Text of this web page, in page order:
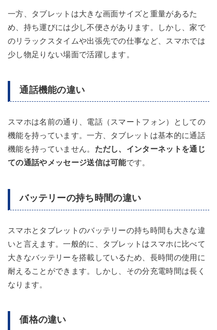
一方、タブレットは大きな画面サイズと重量があるた
め、持ち運びには少し不便さがあります。しかし、家で
のリラックスタイムや出張先での仕事など、スマホでは
少し物足りない場面で活躍します。
通話機能の違い
スマホは名前の通り、電話（スマートフォン）としての
機能を持っています。一方、タブレットは基本的に通話
機能を持っていません。 ただし、インターネットを通じ
ての通話やメッセージ送信は可能です。
バッテリーの持ち時間の違い
スマホとタブレットのバッテリーの持ち時間も大きな違
いと言えます。一般的に、タブレットはスマホに比べて
大きなバッテリーを搭載しているため、長時間の使用に
耐えることができます。しかし、その分充電時間は長く
なります。
価格の違い